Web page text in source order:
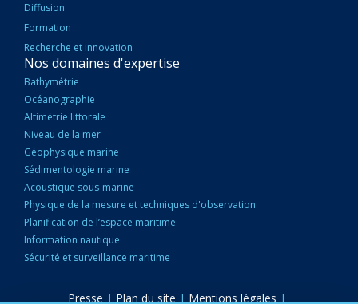
Diffusion
Formation
Recherche et innovation
Nos domaines d'expertise
Bathymétrie
Océanographie
Altimétrie littorale
Niveau de la mer
Géophysique marine
Sédimentologie marine
Acoustique sous-marine
Physique de la mesure et techniques d'observation
Planification de l’espace maritime
Information nautique
Sécurité et surveillance maritime
Presse | Plan du site | Mentions légales |